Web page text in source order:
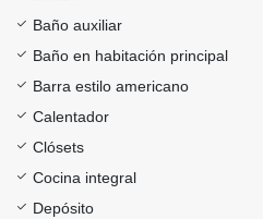
Baño auxiliar
Baño en habitación principal
Barra estilo americano
Calentador
Clósets
Cocina integral
Depósito